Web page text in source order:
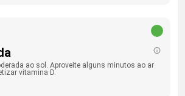
ao sol. Aproveite alguns minutos ao ar
vitamina D.